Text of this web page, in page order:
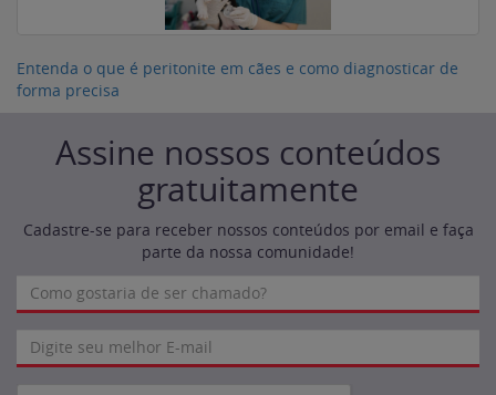
Entenda o que é peritonite em cães e como diagnosticar de
forma precisa
Assine nossos conteúdos
gratuitamente
Cadastre-se para receber nossos conteúdos por email e faça
parte da nossa comunidade!